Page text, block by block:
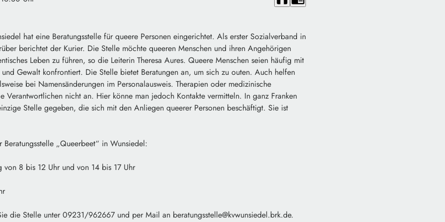
hat eine Beratungsstelle für queere Personen eingerichtet. Als erster Sozialverband in
berichtet der Kurier. Die Stelle möchte queeren Menschen und ihren Angehörigen
Leben zu führen, so die Leiterin Theresa Aures. Queere Menschen seien häufig mit
Gewalt konfrontiert. Die Stelle bietet Beratungen an, um sich zu outen. Auch helfen
bei Namensänderungen im Personalausweis. Therapien oder medizinische
Verantwortlichen nicht an. Hier könne man jedoch Kontakte vermitteln. In ganz Franken
Stelle gegeben, die sich mit den Anliegen queerer Personen beschäftigt. Sie ist
„Queerbeet“ in Wunsiedel:
von 8 bis 12 Uhr und von 14 bis 17 Uhr
die Stelle unter 09231/962667 und per Mail an beratungsstelle@kvwunsiedel.brk.de.